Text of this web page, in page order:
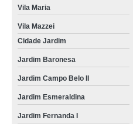
Vila Maria
Vila Mazzei
Cidade Jardim
Jardim Baronesa
Jardim Campo Belo II
Jardim Esmeraldina
Jardim Fernanda I